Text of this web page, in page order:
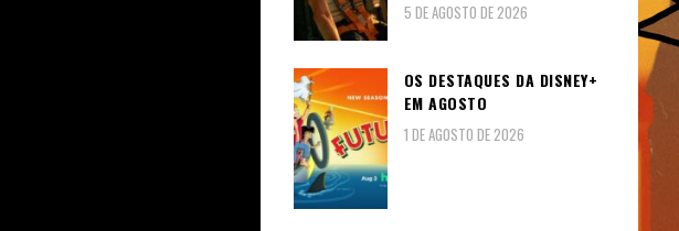
5 DE AGOSTO DE 2026
OS DESTAQUES DA DISNEY+
EM AGOSTO
1 DE AGOSTO DE 2026